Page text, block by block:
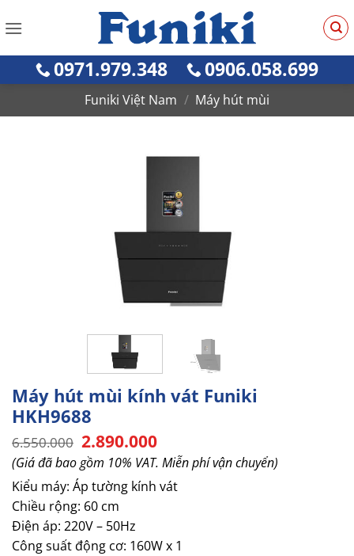
qua
0971.979.348 0906.058.699
Funiki Việt Nam / Máy hút mùi
Máy hút mùi kính vát Funiki
HKH9688
6.550.000 Giá
gốc
là:
6.550.000.
2.890.000Giá
hiện
tại
là:
(Giá đã bao gồm 10% VAT. Miễn phí vận chuyển)
Kiểu máy: Áp tường kính vát
Chiều rộng: 60 cm
Điện áp: 220V – 50Hz
Công suất động cơ: 160W x 1